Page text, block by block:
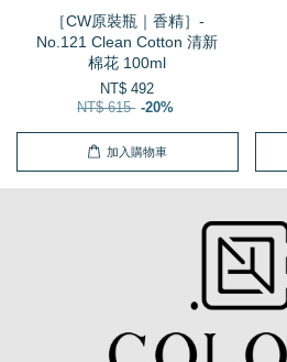
［CW原裝瓶｜香精］-
No.121 Clean Cotton 清新
棉花 100ml
NT$ 492
NT$ 615 -20%
加入購物車